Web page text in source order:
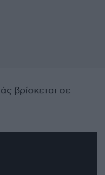
βρίσκεται σε